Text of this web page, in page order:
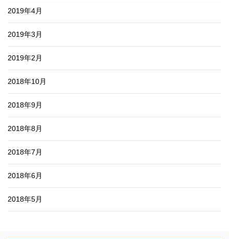
2019年4月
2019年3月
2019年2月
2018年10月
2018年9月
2018年8月
2018年7月
2018年6月
2018年5月